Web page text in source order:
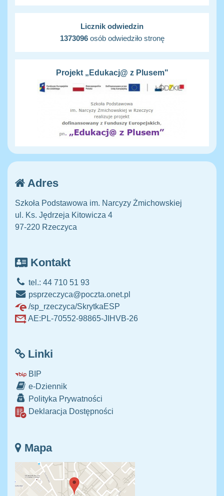
Licznik odwiedzin
1373096osób odwiedziło stronę
Projekt „Edukacj@ z Plusem"
Adres
Szkoła Podstawowa im. Narcyzy Żmichowskiej
ul. Ks. Jędrzeja Kitowicza 4
97-220 Rzeczyca
Kontakt
tel.: 44 710 51 93
psprzeczyca@poczta.onet.pl
/sp_rzeczyca/SkrytkaESP
AE:PL-70552-98865-JIHVB-26
Linki
BIP
e-Dziennik
Polityka Prywatności
Deklaracja Dostępności
Mapa